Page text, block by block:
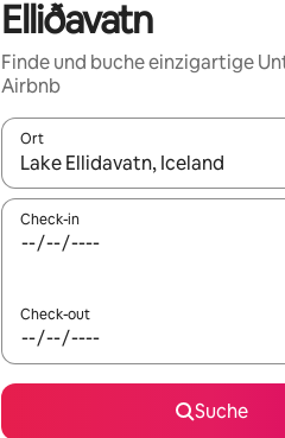
Elliðavatn
Finde und buche einzigartige
Airbnb
Ort
Wenn Ergebnisse verfügbar sind,
Check-in
Check-out
Suche